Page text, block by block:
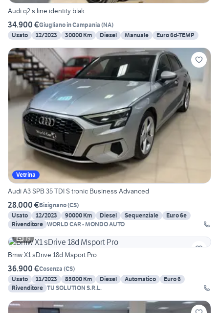
Audi q2 s line identity blak
34.900 €Giugliano in Campania (NA)
Usato
12/2023 30000 Km Diesel Manuale Euro 6d-TEMP
Vetrina
Audi A3 SPB 35 TDI S tronic Business Advanced
28.000 €Bisignano(CS)
Usato
12/2023 90000 Km Diesel Sequenziale
Euro 6e
Rivenditore WORLD CAR - MONDO AUTO
19
Bmw X1 sDrive 18d Msport Pro
36.900 €Cosenza (CS)
Usato
11/2023 85000 Km Diesel Automatico
Euro 6
Rivenditore TU SOLUTION S.R.L.